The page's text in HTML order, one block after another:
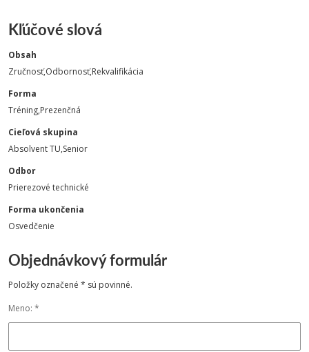
Kľúčové slová
Obsah
Zručnosť,Odbornosť,Rekvalifikácia
Forma
Tréning,Prezenčná
Cieľová skupina
Absolvent TU,Senior
Odbor
Prierezové technické
Forma ukončenia
Osvedčenie
Objednávkový formulár
Položky označené * sú povinné.
Meno: *